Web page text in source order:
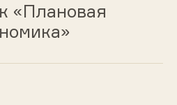
«Плановая